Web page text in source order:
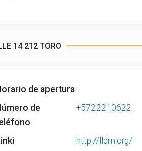
14 212 TORO
de apertura
de
+5722210622
http://lldm.org/